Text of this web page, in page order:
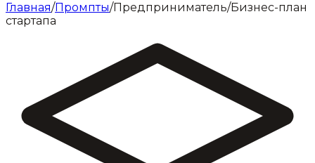
Главная/Промпты/Предприниматель/Бизнес-план
стартапа